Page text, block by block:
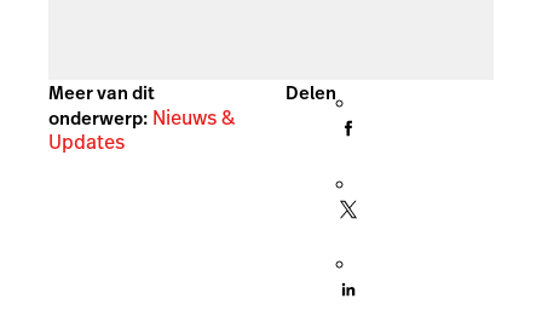
Meer van dit
onderwerp: Nieuws &
Updates
Delen